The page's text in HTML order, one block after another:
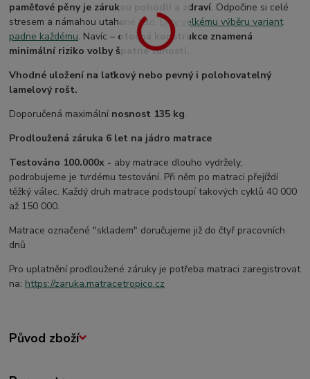
paměťové pěny je zárukou pohodlí a zdraví. Odpočine si celé
stresem a námahou utahané tělo.Díky velkému výběru variant
padne každému. Navíc – otočná konstrukce znamená
minimální riziko volby špatné tuhosti.
Vhodné uložení na laťkový nebo pevný i polohovatelný
lamelový rošt.
Doporučená maximální nosnost 135 kg.
Prodloužená záruka 6 let na jádro matrace
Testováno 100.000x - aby matrace dlouho vydržely,
podrobujeme je tvrdému testování. Při něm po matraci přejíždí
těžký válec. Každý druh matrace podstoupí takových cyklů 40 000
až 150 000.
Matrace označené "skladem" doručujeme již do čtyř pracovních
dnů
Pro uplatnění prodloužené záruky je potřeba matraci zaregistrovat
na: https://zaruka.matracetropico.cz
Původ zboží